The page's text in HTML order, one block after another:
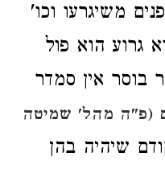
משיגרעו וכו'
גרוע הוא פול
בוסר אין סמדר
(פ"ה מהל' שמיטה
שיהיה בהן